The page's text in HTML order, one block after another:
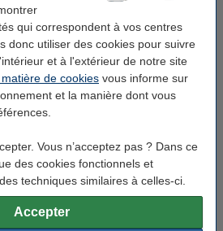
qui correspondent à vos centres
donc utiliser des cookies pour suivre
et à l'extérieur de notre site
de cookies vous informe sur
et la manière dont vous
Vous n’acceptez pas ? Dans ce
des cookies fonctionnels et
techniques similaires à celles-ci.
Accepter
est exprimée en milliampères
Plus le mAh d'une pile
sa capacité est importante. Les piles
élevé sont moins susceptibles
La durée exacte d'utilisation
dans lequel vous placez la pile.
capacité de 850 mAh peut fournir
et ainsi de suite. Demandez-vous donc
fournit beaucoup d'énergie sur une
un appareil photo avec flash, ou une